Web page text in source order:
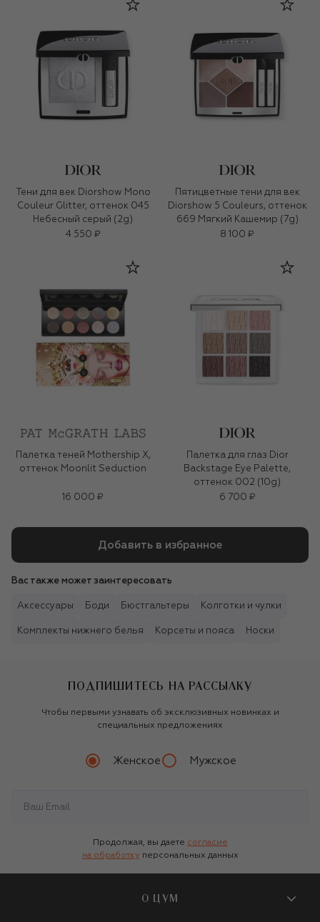
Тени для век Diorshow Mono
Couleur Glitter, оттенок 045
Небесный серый (2g)
4 550 ₽
Пятицветные тени для век
Diorshow 5 Couleurs, оттенок
669 Мягкий Кашемир (7g)
8 100 ₽
Палетка теней Mothership X,
оттенок Moonlit Seduction
16 000 ₽
Палетка для глаз Dior
Backstage Eye Palette,
оттенок 002 (10g)
6 700 ₽
Добавить в избранное
Вас также может заинтересовать
Аксессуары Боди Бюстгальтеры Колготки и чулки
Комплекты нижнего белья Корсеты и пояса Носки
ПОДПИШИТЕСЬ НА РАССЫЛКУ
Чтобы первыми узнавать об эксклюзивных новинках и
специальных предложениях
Женское Мужское
Продолжая, вы даете согласие
на обработку персональных данных
О ЦУМ